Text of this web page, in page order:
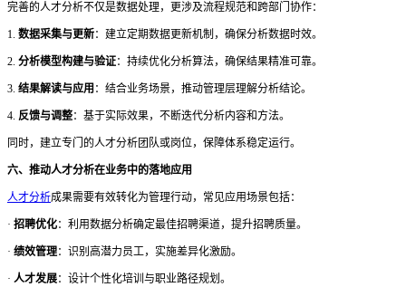
完善的人才分析不仅是数据处理，更涉及流程规范和跨部门协作：
1. 数据采集与更新：建立定期数据更新机制，确保分析数据时效。
2. 分析模型构建与验证：持续优化分析算法，确保结果精准可靠。
3. 结果解读与应用 ：结合业务场景，推动管理层理解分析结论。
4. 反馈与调整：基于实际效果，不断迭代分析内容和方法。
同时，建立专门的人才分析团队或岗位，保障体系稳定运行。
六、推动人才分析在业务中的落地应用
人才分析成果需要有效转化为管理行动，常见应用场景包括：
· 招聘优化：利用数据分析确定最佳招聘渠道，提升招聘质量。
· 绩效管理：识别高潜力员工，实施差异化激励。
· 人才发展：设计个性化培训与职业路径规划。